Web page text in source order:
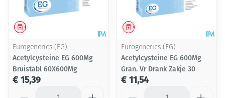
Geneesmiddel
Eurogenerics (EG)
Acetylcysteine EG 600Mg
Bruistabl 60X600Mg
€ 15,39
Geneesmiddel
Eurogenerics (EG)
Acetylcysteine EG 600Mg
Gran. Vr Drank Zakje 30
€ 11,54